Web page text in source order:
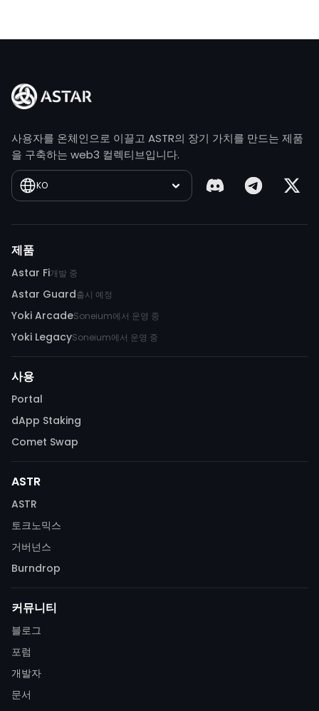
사용자를 온체인으로 이끌고 ASTR의 장기 가치를 만드는 제품
을 구축하는 web3 컬렉티브입니다.
KO
제품
Astar Fi개발 중
Astar Guard출시 예정
Yoki ArcadeSoneium에서 운영 중
Yoki LegacySoneium에서 운영 중
사용
Portal
dApp Staking
Comet Swap
ASTR
ASTR
토크노믹스
거버넌스
Burndrop
커뮤니티
블로그
포럼
개발자
문서